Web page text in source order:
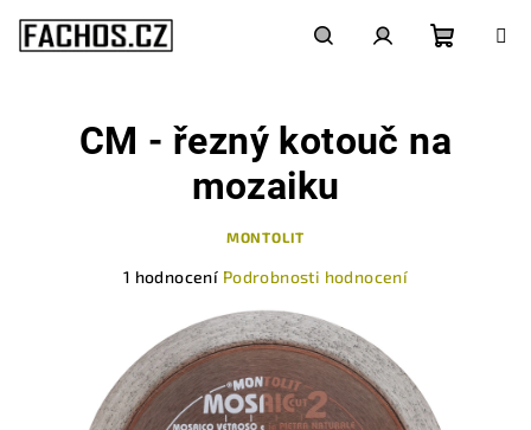
obsah
košík
CM - řezný kotouč na
mozaiku
MONTOLIT
1 hodnocení Podrobnosti hodnocení